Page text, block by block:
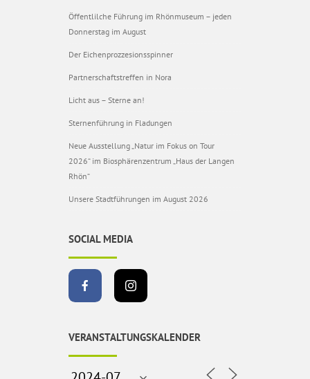
Öffentlilche Führung im Rhönmuseum – jeden
Donnerstag im August
Der Eichenprozzesionsspinner
Partnerschaftstreffen in Nora
Licht aus – Sterne an!
Sternenführung in Fladungen
Neue Ausstellung „Natur im Fokus on Tour
2026“ im Biosphärenzentrum „Haus der Langen
Rhön“
Unsere Stadtführungen im August 2026
SOCIAL MEDIA
VERANSTALTUNGSKALENDER